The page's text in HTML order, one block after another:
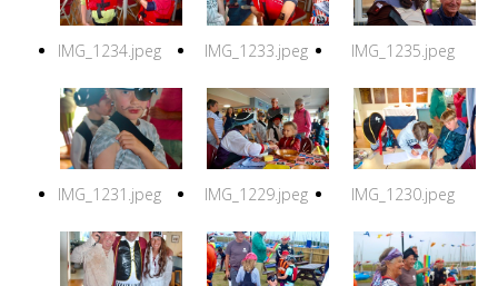
IMG_1234.jpeg IMG_1233.jpeg IMG_1235.jpeg
IMG_1231.jpeg IMG_1229.jpeg IMG_1230.jpeg